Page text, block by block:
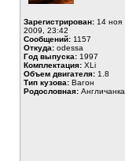
Зарегистрирован: 14 ноя
2009, 23:42
Сообщений: 1157
Откуда: odessa
Год выпуска: 1997
Комплектация: XLi
Объем двигателя: 1.8
Тип кузова: Вагон
Родословная: Англичанка